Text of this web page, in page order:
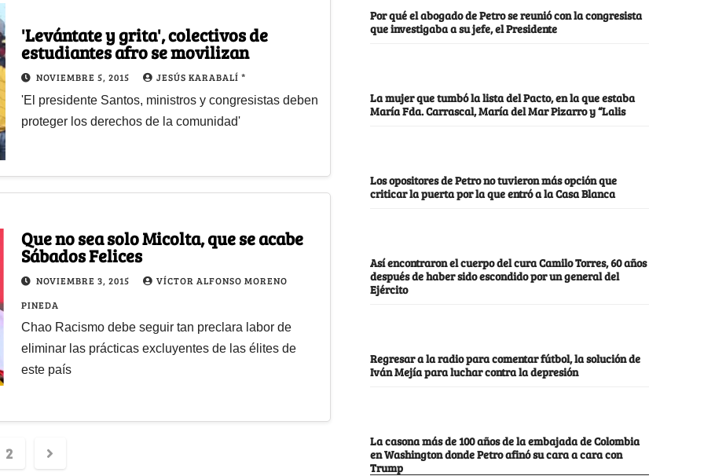
'Levántate y grita', colectivos de
estudiantes afro se movilizan
NOVIEMBRE 5, 2015 JESÚS KARABALÍ *
'El presidente Santos, ministros y congresistas deben
proteger los derechos de la comunidad'
Que no sea solo Micolta, que se acabe
Sábados Felices
NOVIEMBRE 3, 2015
VÍCTOR ALFONSO MORENO
PINEDA
Chao Racismo debe seguir tan preclara labor de
eliminar las prácticas excluyentes de las élites de
este país
2
Por qué el abogado de Petro se reunió con la congresista
que investigaba a su jefe, el Presidente
La mujer que tumbó la lista del Pacto, en la que estaba
María Fda. Carrascal, María del Mar Pizarro y “Lalis
Los opositores de Petro no tuvieron más opción que
criticar la puerta por la que entró a la Casa Blanca
Así encontraron el cuerpo del cura Camilo Torres, 60 años
después de haber sido escondido por un general del
Ejército
Regresar a la radio para comentar fútbol, la solución de
Iván Mejía para luchar contra la depresión
La casona más de 100 años de la embajada de Colombia
en Washington donde Petro afinó su cara a cara con
Trump